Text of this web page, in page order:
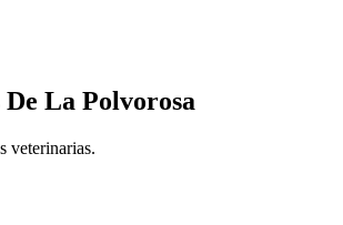
De La Polvorosa
veterinarias.